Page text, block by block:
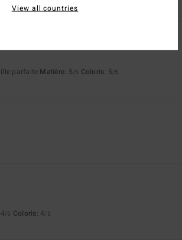
parfaite Matière: 5/5 Coloris: 5/5
/5 Coloris: 4/5
View all countries